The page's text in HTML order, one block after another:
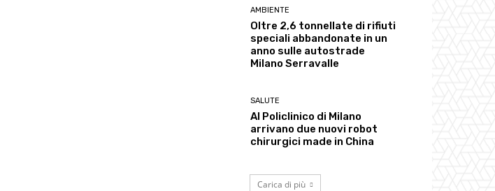
AMBIENTE
Oltre 2,6 tonnellate di rifiuti
speciali abbandonate in un
anno sulle autostrade
Milano Serravalle
SALUTE
Al Policlinico di Milano
arrivano due nuovi robot
chirurgici made in China
Carica di più